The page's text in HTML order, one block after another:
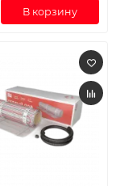
В корзину